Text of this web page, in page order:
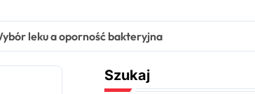
leku a oporność bakteryjna
Szukaj